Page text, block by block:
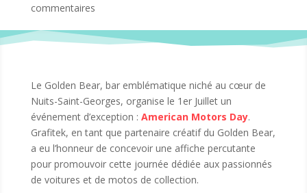
commentaires
Le Golden Bear, bar emblématique niché au cœur de
Nuits-Saint-Georges, organise le 1er Juillet un
événement d’exception : American Motors Day.
Grafitek, en tant que partenaire créatif du Golden Bear,
a eu l’honneur de concevoir une affiche percutante
pour promouvoir cette journée dédiée aux passionnés
de voitures et de motos de collection.